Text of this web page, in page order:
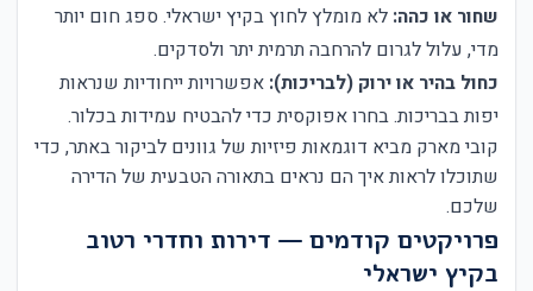
שחור או כהה: לא מומלץ לחוץ בקיץ ישראלי. ספג חום יותר
מדי, עלול לגרום להרחבה תרמית יתר ולסדקים.
כחול בהיר או ירוק (לבריכות): אפשרויות ייחודיות שנראות
יפות בבריכות. בחרו אפוקסית כדי להבטיח עמידות בכלור.
קובי מארק מביא דוגמאות פיזיות של גוונים לביקור באתר, כדי
שתוכלו לראות איך הם נראים בתאורה הטבעית של הדירה
שלכם.
פרויקטים קודמים — דירות וחדרי רטוב
בקיץ ישראלי